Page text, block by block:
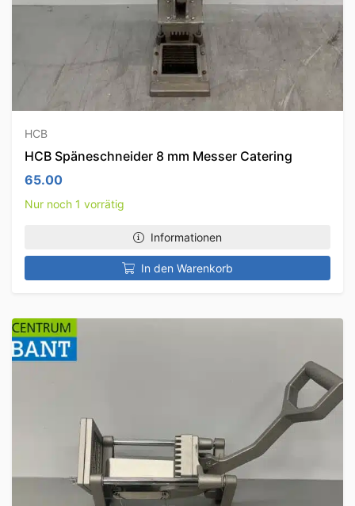
HCB
HCB Späneschneider 8 mm Messer Catering
65.00
Nur noch 1 vorrätig
Informationen
In den Warenkorb